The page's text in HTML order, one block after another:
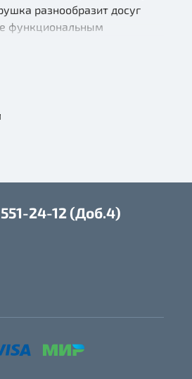
разнообразит досуг
функциональным
24-12 (Доб.4)